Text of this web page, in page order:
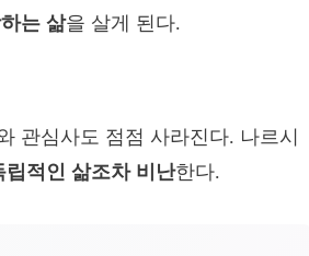
는 삶을 살게 된다.
관심사도 점점 사라진다. 나르시
립적인 삶조차 비난한다.